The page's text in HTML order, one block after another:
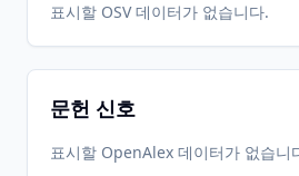
표시할 OSV 데이터가 없습니다.
문헌 신호
표시할 OpenAlex 데이터가 없습니